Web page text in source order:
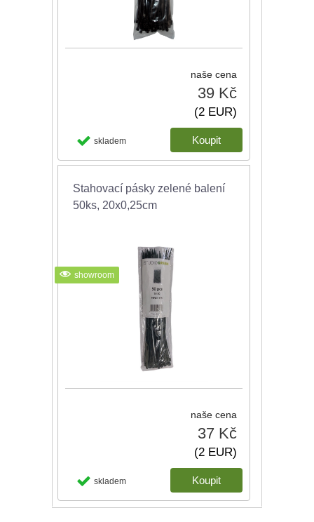
naše cena
39 Kč
(2 EUR)
skladem
Stahovací pásky zelené balení
50ks, 20x0,25cm
naše cena
37 Kč
(2 EUR)
skladem
showroom